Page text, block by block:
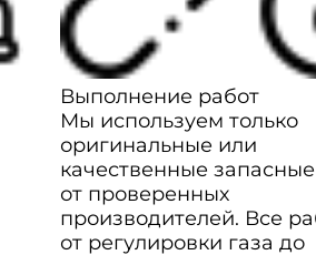
Выполнение работ
Мы используем только
оригинальные или
качественные
от проверенных
производителей. Все
от регулировки газа до